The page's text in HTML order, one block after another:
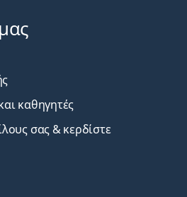
καθηγητές
σας & κερδίστε